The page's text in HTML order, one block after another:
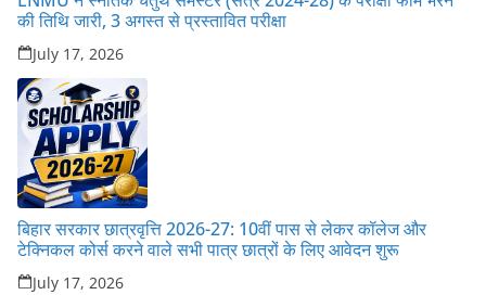
की तिथि जारी, 3 अगस्त से प्रस्तावित परीक्षा
July 17, 2026
बिहार सरकार छात्रवृत्ति 2026-27: 10वीं पास से लेकर कॉलेज और
टेक्निकल कोर्स करने वाले सभी पात्र छात्रों के लिए आवेदन शुरू
July 17, 2026